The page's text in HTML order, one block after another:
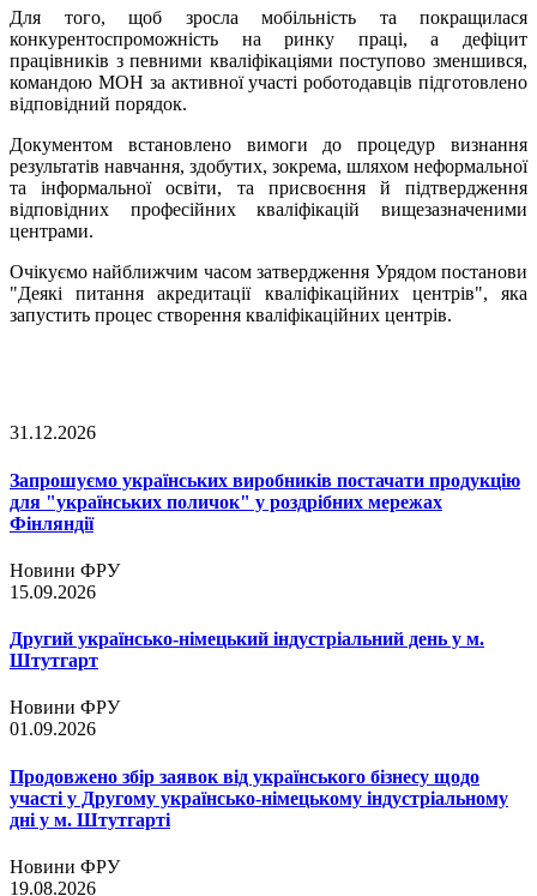
Для того, щоб зросла мобільність та покращилася
конкурентоспроможність на ринку праці, а дефіцит
працівників з певними кваліфікаціями поступово зменшився,
командою МОН за активної участі роботодавців підготовлено
відповідний порядок.
Документом встановлено вимоги до процедур визнання
результатів навчання, здобутих, зокрема, шляхом неформальної
та інформальної освіти, та присвоєння й підтвердження
відповідних професійних кваліфікацій вищезазначеними
центрами.
Очікуємо найближчим часом затвердження Урядом постанови
"Деякі питання акредитації кваліфікаційних центрів", яка
запустить процес створення кваліфікаційних центрів.
31.12.2026
Запрошуємо українських виробників постачати продукцію
для "українських поличок" у роздрібних мережах
Фінляндії
Новини ФРУ
15.09.2026
Другий українсько-німецький індустріальний день у м.
Штутгарт
Новини ФРУ
01.09.2026
Продовжено збір заявок від українського бізнесу щодо
участі у Другому українсько-німецькому індустріальному
дні у м. Штутгарті
Новини ФРУ
19.08.2026